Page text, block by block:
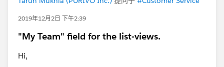
2019年12月2日 下午2:39
"My Team" field for the list-views.
Hi,